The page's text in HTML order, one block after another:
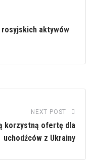
rosyjskich aktywów
NEXT POST
korzystną ofertę dla
uchodźców z Ukrainy